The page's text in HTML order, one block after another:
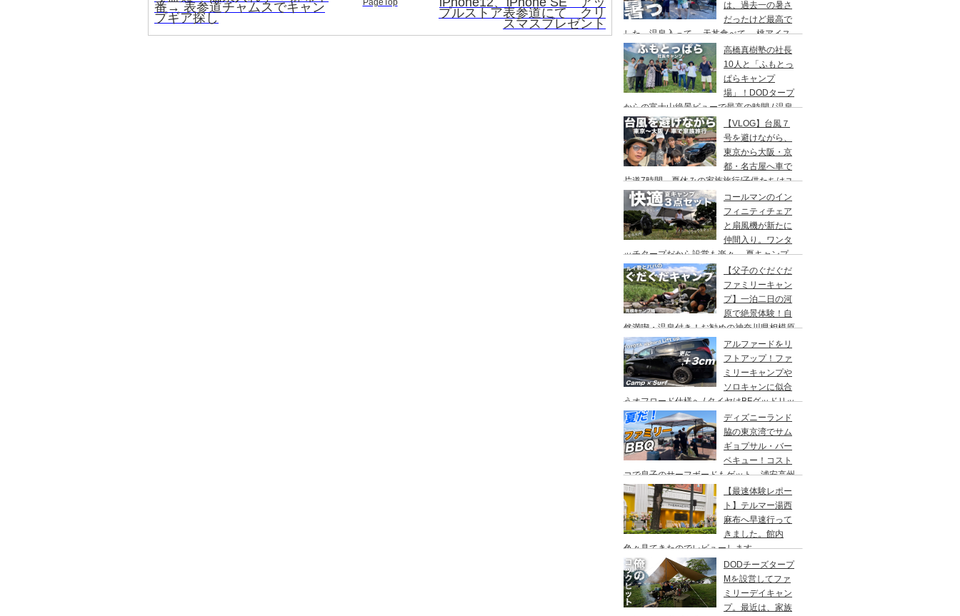
番→ 表参道チャムスでキャン
プギア探し
PageTop
プルストア表参道にて クリ
スマスプレゼント
は、過去一の暑さ
だったけど最高で
した。温泉入って→ 天丼食べて→ 桃アイス
食べて。ファミリーキャンプにもキャンプデ
ートにもお勧めです。DOD＆ムラコでグル
ープキャンプ
高橋真樹塾の社長
10人と「ふもとっ
ぱらキャンプ
場」！DODタープ
からの富士山絶景ビューで最高の時間 / 温泉
の代わりにシャワー / キャンプ飯は肉にタコ
スにビール
【VLOG】台風７
号を避けながら、
東京から大阪・京
都・名古屋へ車で
片道7時間、夏休みの家族旅行/子供たちはユ
ニバーサルスタジオでパパはサウナ→清水寺
からの川床で鰻重→世界の山ちゃん
コールマンのイン
フィニティチェア
と扇風機が新たに
仲間入り。ワンタ
ッチタープだから設営も楽々。 夏キャンプ
を快適に過ごす為のキャンプギア３点セッ
ト。
【父子のぐだぐだ
ファミリーキャン
プ】一泊二日の河
原で絶景体験！自
然満喫・温泉付き！お勧めの神奈川県相模原
市・青根キャンプ場。
アルファードをリ
フトアップ！ファ
ミリーキャンプや
ソロキャンに似合
うオフロード仕様へ / タイヤはBFグッドリッ
チのオールテレーンTA。ホイールはデルタ
フォースのオーバル。アップサスはエスペリ
ア。
ディズニーランド
脇の東京湾でサム
ギョプサル・バー
ベキュー！コスト
コで息子のサーフボードもゲット、浦安高州
海浜公園、コールマンワンタッチタープ、フ
ァミリーキャンプ、BBQ
【最速体験レポー
ト】テルマー湯西
麻布へ早速行って
きました。館内
色々見てきたのでレビューします。
DODチーズタープ
Mを設営してファ
ミリーデイキャン
プ。最近は、家族